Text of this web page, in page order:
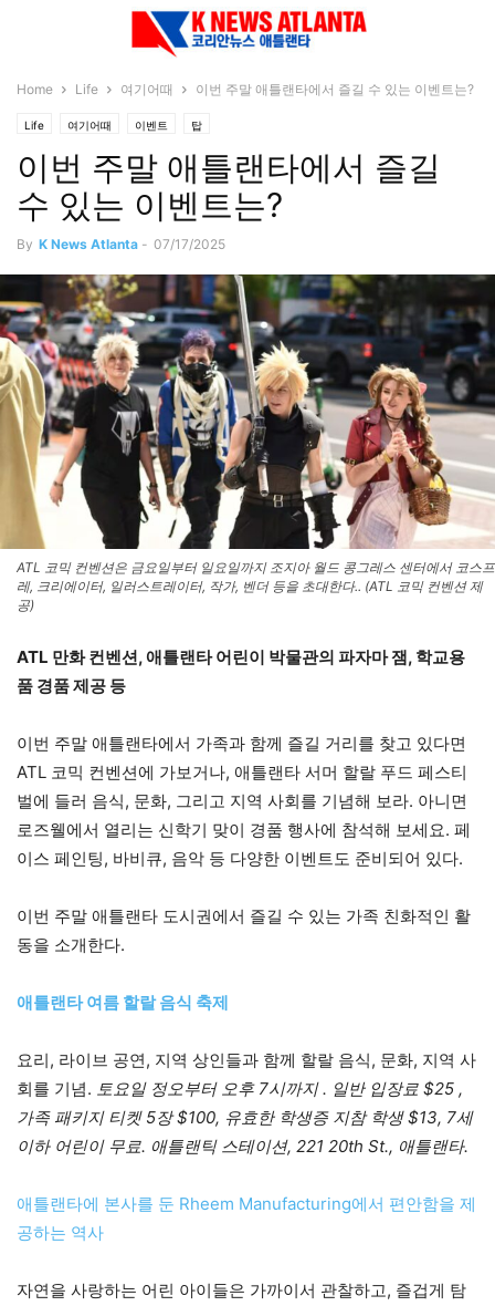
Home Life 여기어때 이번 주말 애틀랜타에서 즐길 수 있는 이벤트는?
Life 여기어때 이벤트 탑
이번 주말 애틀랜타에서 즐길
수 있는 이벤트는?
By K News Atlanta - 07/17/2025
ATL 코믹 컨벤션은 금요일부터 일요일까지 조지아 월드 콩그레스 센터에서 코스프
레, 크리에이터, 일러스트레이터, 작가, 벤더 등을 초대한다.. (ATL 코믹 컨벤션 제
공)
ATL 만화 컨벤션, 애틀랜타 어린이 박물관의 파자마 잼, 학교용
품 경품 제공 등
이번 주말 애틀랜타에서 가족과 함께 즐길 거리를 찾고 있다면
ATL 코믹 컨벤션에 가보거나, 애틀랜타 서머 할랄 푸드 페스티
벌에 들러 음식, 문화, 그리고 지역 사회를 기념해 보라. 아니면
로즈웰에서 열리는 신학기 맞이 경품 행사에 참석해 보세요. 페
이스 페인팅, 바비큐, 음악 등 다양한 이벤트도 준비되어 있다.
이번 주말 애틀랜타 도시권에서 즐길 수 있는 가족 친화적인 활
동을 소개한다.
애틀랜타 여름 할랄 음식 축제
요리, 라이브 공연, 지역 상인들과 함께 할랄 음식, 문화, 지역 사
회를 기념. 토요일 정오부터 오후 7시까지 . 일반 입장료 $25 ,
가족 패키지 티켓 5장 $100, 유효한 학생증 지참 학생 $13, 7세
이하 어린이 무료. 애틀랜틱 스테이션, 221 20th St., 애틀랜타.
애틀랜타에 본사를 둔 Rheem Manufacturing에서 편안함을 제
공하는 역사
자연을 사랑하는 어린 아이들은 가까이서 관찰하고, 즐겁게 탐